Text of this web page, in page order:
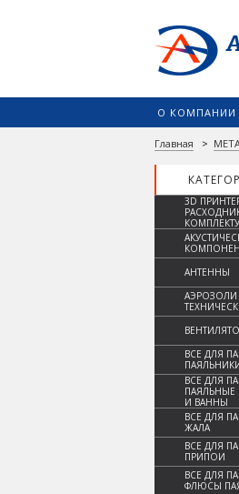
О КОМПАНИИ
Главная >
3D
АНТЕННЫ
АЭРОЗОЛИ
ВСЕ ДЛЯ
ВСЕ ДЛЯ
ПАЯЛЬНЫЕ
И ВАННЫ
ВСЕ ДЛЯ
ЖАЛА
ВСЕ ДЛЯ
ПРИПОИ
ВСЕ ДЛЯ
ФЛЮСЫ